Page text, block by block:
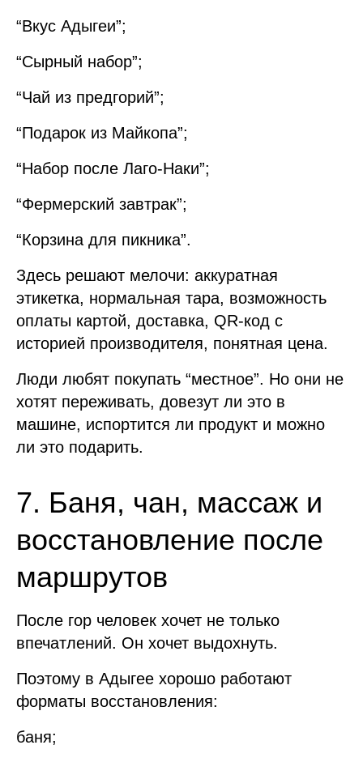
“Вкус Адыгеи”;
“Сырный набор”;
“Чай из предгорий”;
“Подарок из Майкопа”;
“Набор после Лаго-Наки”;
“Фермерский завтрак”;
“Корзина для пикника”.
Здесь решают мелочи: аккуратная
этикетка, нормальная тара, возможность
оплаты картой, доставка, QR-код с
историей производителя, понятная цена.
Люди любят покупать “местное”. Но они не
хотят переживать, довезут ли это в
машине, испортится ли продукт и можно
ли это подарить.
7. Баня, чан, массаж и
восстановление после
маршрутов
После гор человек хочет не только
впечатлений. Он хочет выдохнуть.
Поэтому в Адыгее хорошо работают
форматы восстановления:
баня;